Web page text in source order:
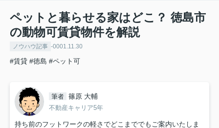
ペットと暮らせる家はどこ？ 徳島市
の動物可賃貸物件を解説
ノウハウ記事 -0001.11.30
#賃貸 #徳島 #ペット可
筆者 篠原 大輔
不動産キャリア5年
持ち前のフットワークの軽さでどこまででもご案内いたしま